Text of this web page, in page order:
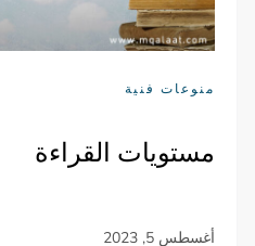
منوعات فنية
مستويات القراءة